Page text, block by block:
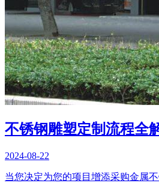
不锈钢雕塑定制流程全
2024-08-22
当您决定为您的项目增添采购金属